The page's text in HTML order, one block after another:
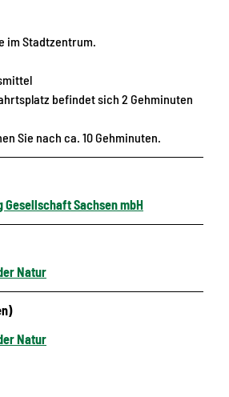
im Stadtzentrum.
befindet sich 2 Gehminuten
Sie nach ca. 10 Gehminuten.
Gesellschaft Sachsen mbH
Natur
Natur